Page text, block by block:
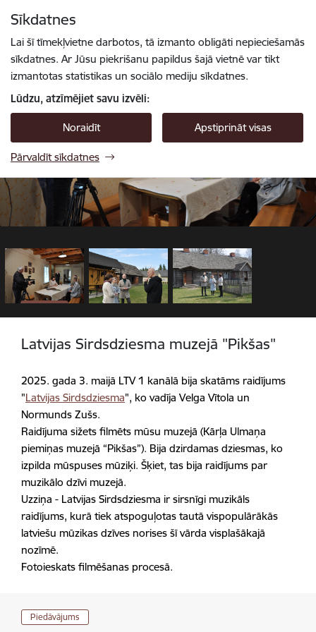
Sīkdatnes
Lai šī tīmekļvietne darbotos, tā izmanto obligāti nepieciešamās
sīkdatnes. Ar Jūsu piekrišanu papildus šajā vietnē var tikt
izmantotas statistikas un sociālo mediju sīkdatnes.
Lūdzu, atzīmējiet savu izvēli:
Noraidīt Apstiprināt visas
Pārvaldīt sīkdatnes
1 / 3
Latvijas Sirdsdziesma muzejā "Pikšas"
2025. gada 3. maijā LTV 1 kanālā bija skatāms raidījums
"Latvijas Sirdsdziesma", ko vadīja Velga Vītola un
Normunds Zušs.
Raidījuma sižets filmēts mūsu muzejā (Kārļa Ulmaņa
piemiņas muzejā “Pikšas”). Bija dzirdamas dziesmas, ko
izpilda mūspuses mūziķi. Šķiet, tas bija raidījums par
muzikālo dzīvi muzejā.
Uzziņa - Latvijas Sirdsdziesma ir sirsnīgi muzikāls
raidījums, kurā tiek atspoguļotas tautā vispopulārākās
latviešu mūzikas dzīves norises šī vārda visplašākajā
nozīmē.
Fotoieskats filmēšanas procesā.
Piedāvājums